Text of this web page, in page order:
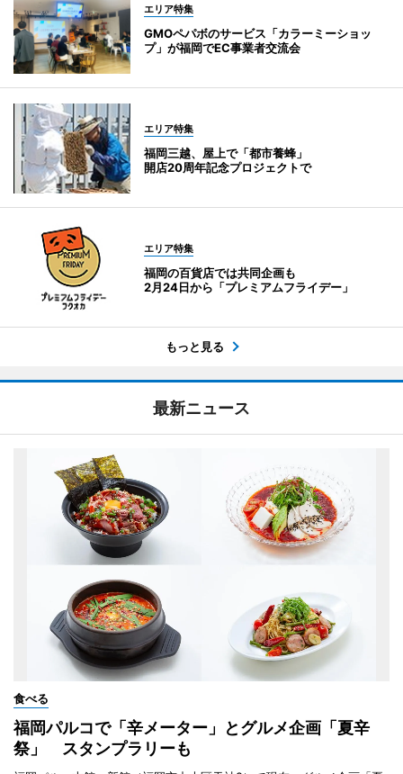
エリア特集
GMOペパボのサービス「カラーミーショッ
プ」が福岡でEC事業者交流会
エリア特集
福岡三越、屋上で「都市養蜂」
開店20周年記念プロジェクトで
エリア特集
福岡の百貨店では共同企画も
2月24日から「プレミアムフライデー」
もっと見る
最新ニュース
食べる
福岡パルコで「辛メーター」とグルメ企画「夏辛
祭」 スタンプラリーも